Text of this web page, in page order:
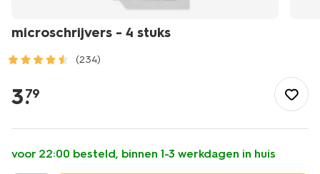
microschrijvers - 4 stuks
(234)
kantoor/schrijfwaren/pennen/microschrijvers-
-
stuks-
14460038.html
3.
79
voor 22:00 besteld, binnen 1-3 werkdagen in huis